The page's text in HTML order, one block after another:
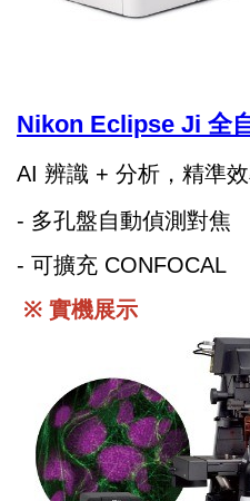
Nikon Eclipse Ji 全
AI 辨識 + 分析 ， 精準
- 多孔盤自動偵測對焦
- 可擴充 CONFOCAL
※ 實機展示